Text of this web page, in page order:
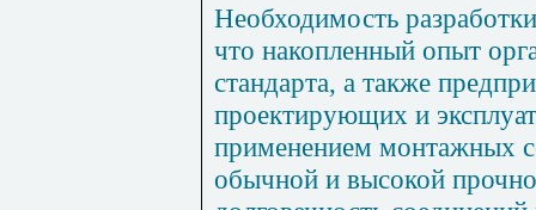
Необходимость
что накопленный опыт
стандарта, а также
проектирующих и
применением монтажных
обычной и высокой